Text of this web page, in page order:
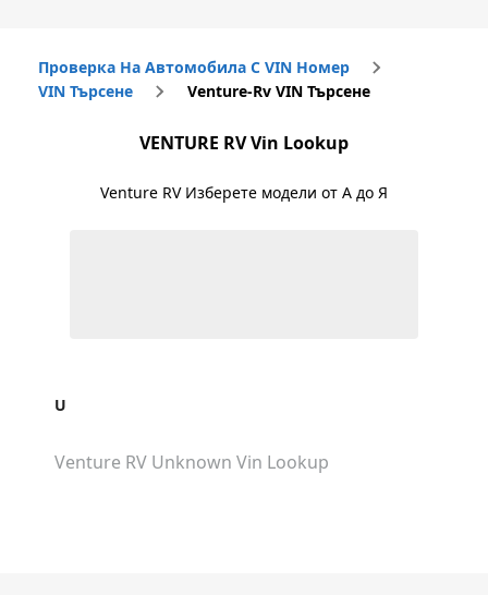
Проверка На Автомобила С VIN Номер
VIN Търсене
Venture-Rv VIN Търсене
VENTURE RVVin Lookup
Venture RV Изберете модели от А до Я
U
Venture RV Unknown Vin Lookup